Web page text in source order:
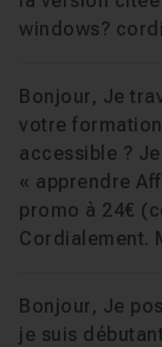
windows?
Bonjour, Je
votre
accessible ?
« apprendre
promo à 24€
Cordialement.
Bonjour, Je
je suis